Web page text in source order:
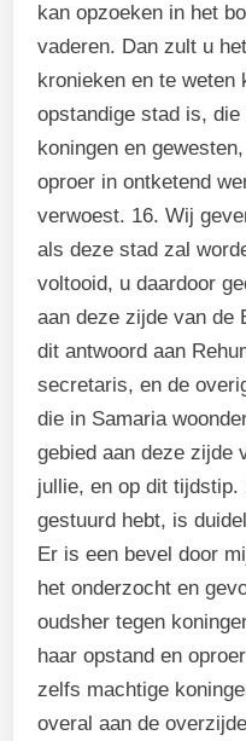
kan opzoeken in het
vaderen. Dan zult u
kronieken en te weten
opstandige stad is,
koningen en
oproer in ontketend
verwoest. 16. Wij
als deze stad zal
voltooid, u daardoor
aan deze zijde van de
dit antwoord aan
secretaris, en de
die in Samaria
gebied aan deze zijde
jullie, en op dit
gestuurd hebt, is
Er is een bevel door
het onderzocht en
oudsher tegen
haar opstand en
zelfs machtige
overal aan de